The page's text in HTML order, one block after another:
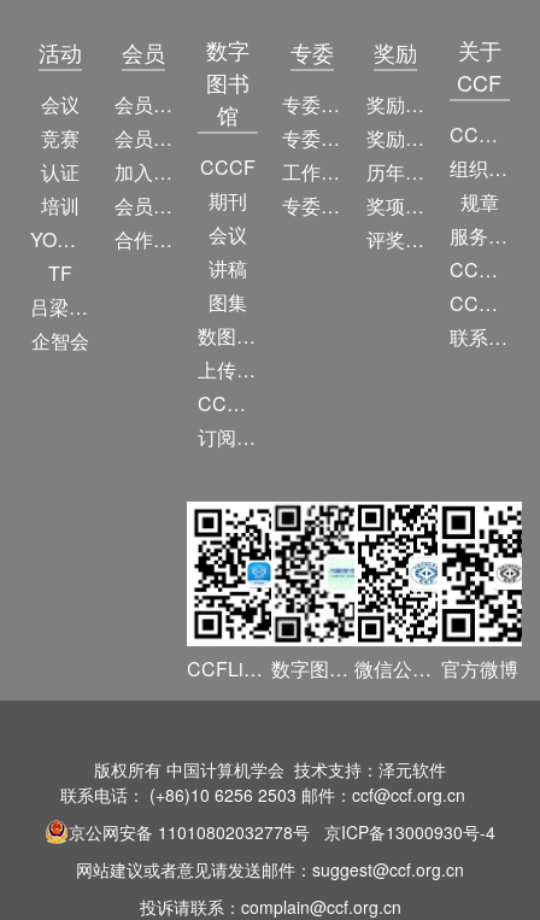
活动
会议
竞赛
认证
培训
YOCSEF
TF
吕梁振兴
企智会
会员
会员简介
会员权益
加入CCF
会员交费
合作伙伴
数字
图书
馆
CCCF
期刊
会议
讲稿
图集
数图编审委员会
上传/发布作品
CCF DL Focus
订阅《计算》
专委
专委简介
专委条例
工作问答
专委名单
奖励
奖励动态
奖励目录
历年获奖名单
奖项推荐
评奖条例
关于
CCF
CCF简介
组织机构
规章
服务项目
CCF大事记
CCF创建60周年
联系我们
CCFLink APP 数字图书馆 微信公众号 官方微博
版权所有 中国计算机学会 技术支持：泽元软件
联系电话： (+86)10 6256 2503 邮件：ccf@ccf.org.cn
京公网安备 11010802032778号 京ICP备13000930号-4
网站建议或者意见请发送邮件：suggest@ccf.org.cn
投诉请联系：complain@ccf.org.cn